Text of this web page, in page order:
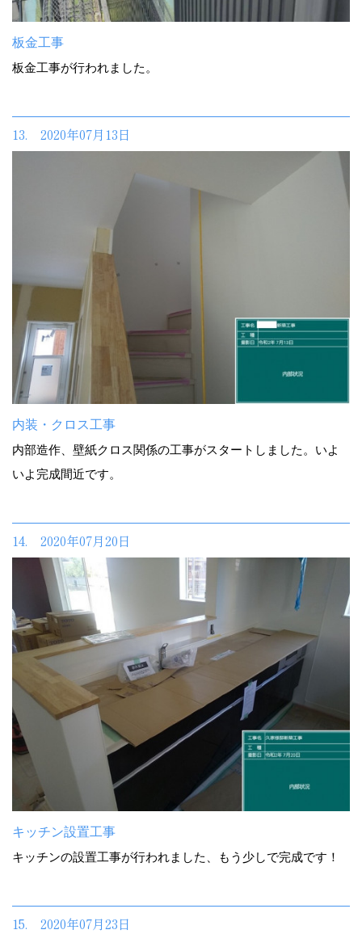
板金工事
板金工事が行われました。
13. 2020年07月13日
内装・クロス工事
内部造作、壁紙クロス関係の工事がスタートしました。いよ
いよ完成間近です。
14. 2020年07月20日
キッチン設置工事
キッチンの設置工事が行われました、もう少しで完成です！
15. 2020年07月23日